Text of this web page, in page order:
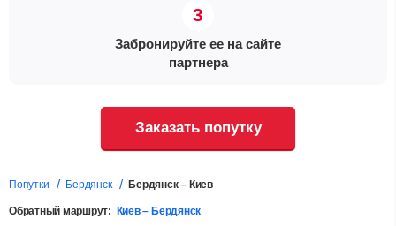
Забронируйте ее на сайте
партнера
Заказать попутку
Попутки Бердянск Бердянск – Киев
Обратный маршрут: Киев – Бердянск